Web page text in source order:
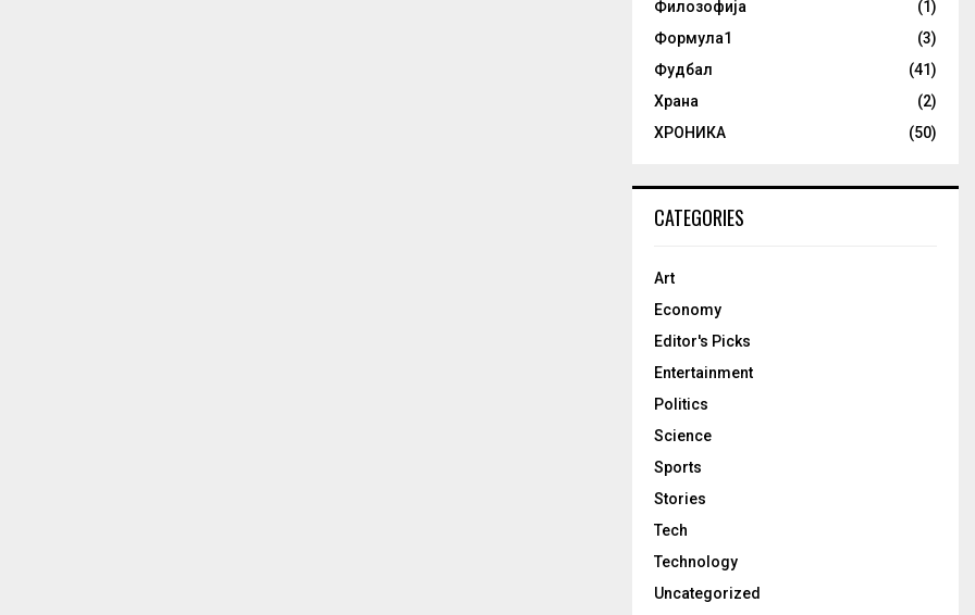
Филозофија
(1)
Формула1
(3)
Фудбал
(41)
Храна
(2)
ХРОНИКА
(50)
CATEGORIES
Art
Economy
Editor's Picks
Entertainment
Politics
Science
Sports
Stories
Tech
Technology
Uncategorized